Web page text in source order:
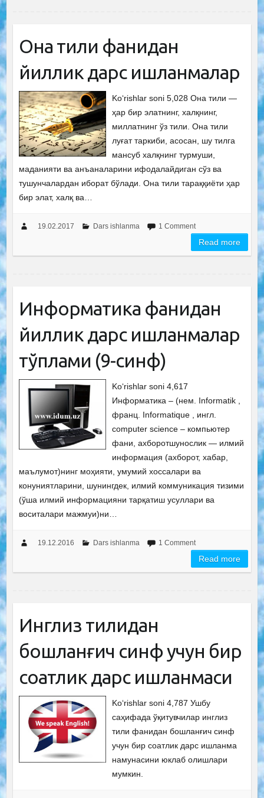
Она тили фанидан
йиллик дарс ишланмалар
Ko‘rishlar soni 5,028 Она тили —
ҳар бир элатнинг, халқнинг,
миллатнинг ўз тили. Она тили
луғат таркиби, асосан, шу тилга
мансуб халқнинг турмуши,
маданияти ва анъаналарини ифодалайдиган сўз ва
тушунчалардан иборат бўлади. Она тили тараққиёти ҳар
бир элат, халқ ва…
19.02.2017 Dars ishlanma 1 Comment
Read more
Информатика фанидан
йиллик дарс ишланмалар
тўплами (9-синф)
Ko‘rishlar soni 4,617
Информатика – (нем. Informatik ,
франц. Informatique , ингл.
computer science – компьютер
фани, ахборотшунослик — илмий
информация (ахборот, хабар,
маълумот)нинг моҳияти, умумий хоссалари ва
конуниятларини, шунингдек, илмий коммуникация тизими
(ўша илмий информацияни тарқатиш усуллари ва
воситалари мажмуи)ни…
19.12.2016 Dars ishlanma 1 Comment
Read more
Инглиз тилидан
бошланғич синф учун бир
соатлик дарс ишланмаси
Ko‘rishlar soni 4,787 Ушбу
саҳифада ўқитувчилар инглиз
тили фанидан бошланғич синф
учун бир соатлик дарс ишланма
намунасини юклаб олишлари
мумкин.